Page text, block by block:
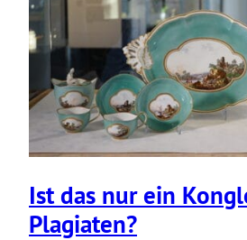
Ist das nur ein
Plagiaten?